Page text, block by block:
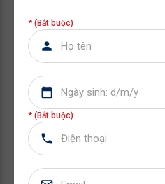
lực.
HÃY CÙNGHBR HOLDINGS
PHÁT TRIỂN SỰ NGHIỆP
TÔI TRẢI THẢM ĐỎ ĐÓN
NGAY!
Buổi workshop tại
chơi" mới: Lợi thế thuộc về
bạn sẵn sàng nâng cấp tư
* (Bắt buộc)
* (Bắt buộc)